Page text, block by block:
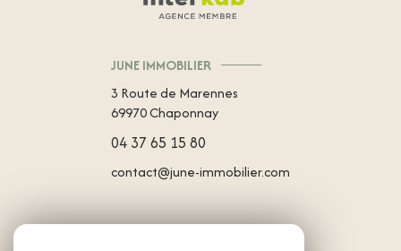
JUNE IMMOBILIER
3 Route de Marennes
69970Chaponnay
04 37 65 15 80
contact@june-immobilier.com